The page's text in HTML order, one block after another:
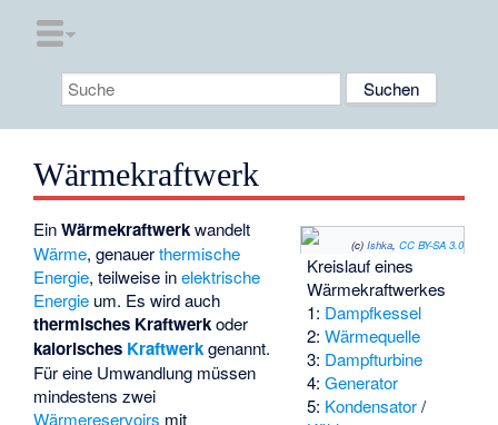
Wärmekraftwerk
(c) Ishka, CC BY-SA 3.0
Kreislauf eines
Wärmekraftwerkes
1: Dampfkessel
2: Wärmequelle
3: Dampfturbine
4: Generator
5: Kondensator/
EinWärmekraftwerkwandelt
Wärme, genauerthermische
Energie, teilweise inelektrische
Energie um. Es wird auch
thermisches Kraftwerkoder
kalorisches Kraftwerkgenannt.
Für eine Umwandlung müssen
mindestens zwei
Wärmereservoirs mit